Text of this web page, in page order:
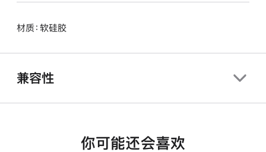
材质：软硅胶
兼容性
你可能还会喜欢